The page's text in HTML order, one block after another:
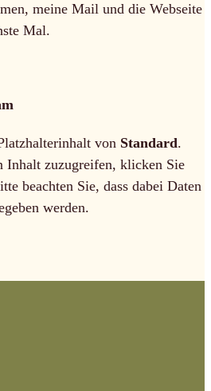
meine Mail und die Webseite
Mal.
von Standard.
Inhalt zuzugreifen, klicken Sie
beachten Sie, dass dabei Daten
werden.